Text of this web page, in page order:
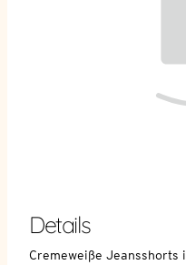
Details
Cremeweiße Jeansshorts